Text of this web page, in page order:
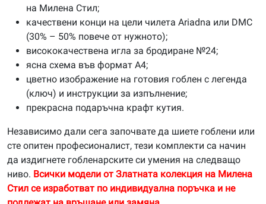
на Милена Стил;
качествени конци на цели чилета Ariadna или DMC
(30% – 50% повече от нужното);
висококачествена игла за бродиране №24;
ясна схема във формат А4;
цветно изображение на готовия гоблен с легенда
(ключ) и инструкции за изпълнение;
прекрасна подаръчна крафт кутия.
Независимо дали сега започвате да шиете гоблени или
сте опитен професионалист, тези комплекти са начин
да издигнете гобленарските си умения на следващо
ниво. Всички модели от Златната колекция на Милена
Стил се изработват по индивидуална поръчка и не